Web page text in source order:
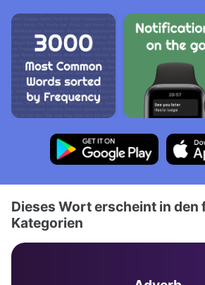
Dieses Wort erscheint in den
Kategorien